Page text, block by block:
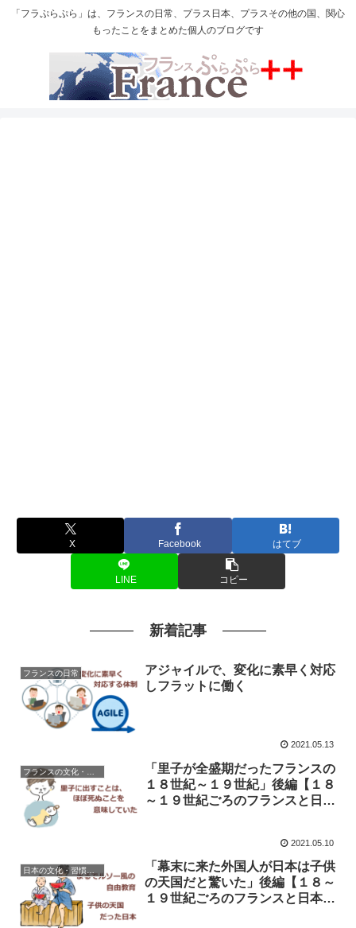
「フラぷらぷら」は、フランスの日常、プラス日本、プラスその他の国、関心
もったことをまとめた個人のブログです
X Facebook はてブ
LINE コピー
新着記事
フランスの日常
アジャイルで、変化に素早く対応
しフラットに働く
2021.05.13
「里子が全盛期だったフランスの
１８世紀～１９世紀」後編【１８
～１９世紀ごろのフランスと日本
2021.05.10
日本の文化・習慣を知る
「幕末に来た外国人が日本は子供
の天国だと驚いた」後編【１８～
１９世紀ごろのフランスと日本の